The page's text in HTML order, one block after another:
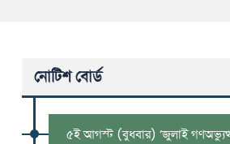
নোটিশ বোর্ড
৫ই আগস্ট (বুধবার) ‘জুলাই